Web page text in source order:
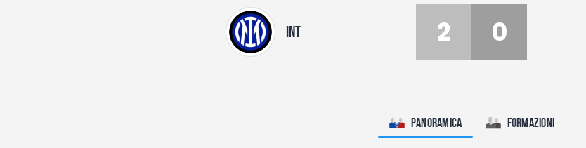
I consigli di Giulia
INT 2 0
Panoramica Formazioni